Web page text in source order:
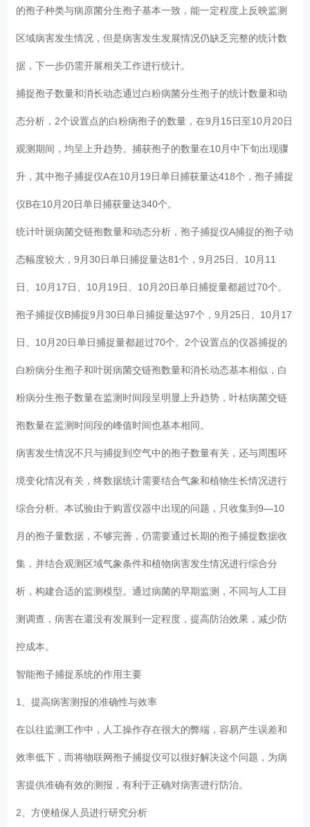
的孢子种类与病原菌分生孢子基本一致，能一定程度上反映监测
区域病害发生情况，但是病害发生发展情况仍缺乏完整的统计数
据，下一步仍需开展相关工作进行统计。
捕捉孢子数量和消长动态通过白粉病菌分生孢子的统计数量和动
态分析，2个设置点的白粉病孢子的数量，在9月15日至10月20日
观测期间，均呈上升趋势。捕获孢子的数量在10月中下旬出现骤
升，其中孢子捕捉仪A在10月19日单日捕获量达418个，孢子捕捉
仪B在10月20日单日捕获量达340个。
统计叶斑病菌交链孢数量和动态分析，孢子捕捉仪A捕捉的孢子动
态幅度较大，9月30日单日捕捉量达81个，9月25日、10月11
日、10月17日、10月19日、10月20日单日捕捉量都超过70个。
孢子捕捉仪B捕捉9月30日单日捕捉量达97个，9月25日、10月17
日、10月20日单日捕捉量都超过70个。2个设置点的仪器捕捉的
白粉病分生孢子和叶斑病菌交链孢数量和消长动态基本相似，白
粉病分生孢子数量在监测时间段呈明显上升趋势，叶枯病菌交链
孢数量在监测时间段的峰值时间也基本相同。
病害发生情况不只与捕捉到空气中的孢子数量有关，还与周围环
境变化情况有关，终数据统计需要结合气象和植物生长情况进行
综合分析。本试验由于购置仪器中出现的问题，只收集到9—10
月的孢子量数据，不够完善，仍需要通过长期的孢子捕捉数据收
集，并结合观测区域气象条件和植物病害发生情况进行综合分
析，构建合适的监测模型。通过病菌的早期监测，不同与人工目
测调查，病害在還没有发展到一定程度，提高防治效果，减少防
控成本。
智能孢子捕捉系统的作用主要
1、提高病害测报的准确性与效率
在以往监测工作中，人工操作存在很大的弊端，容易产生误差和
效率低下，而将物联网孢子捕捉仪可以很好解决这个问题，为病
害提供准确有效的测报，有利于正确对病害进行防治。
2、方便植保人员进行研究分析